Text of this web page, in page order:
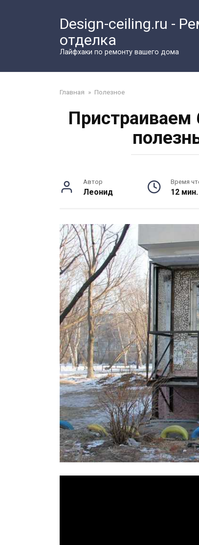
Design-ceiling.ru -
отделка
Лайфхаки по ремонту вашего дома
Главная » Полезное
Пристраиваем
Автор
Леонид
Время
12 мин.